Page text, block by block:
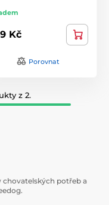
Kč
Porovnat
z 2.
potřeb a